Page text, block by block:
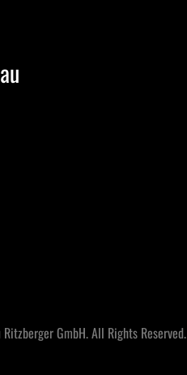
GmbH. All Rights Reserved.